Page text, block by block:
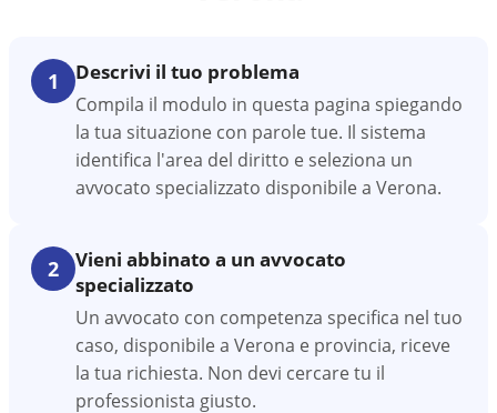
1 Descrivi il tuo problema
Compila il modulo in questa pagina spiegando
la tua situazione con parole tue. Il sistema
identifica l'area del diritto e seleziona un
avvocato specializzato disponibile a Verona.
2
Vieni abbinato a un avvocato
specializzato
Un avvocato con competenza specifica nel tuo
caso, disponibile a Verona e provincia, riceve
la tua richiesta. Non devi cercare tu il
professionista giusto.